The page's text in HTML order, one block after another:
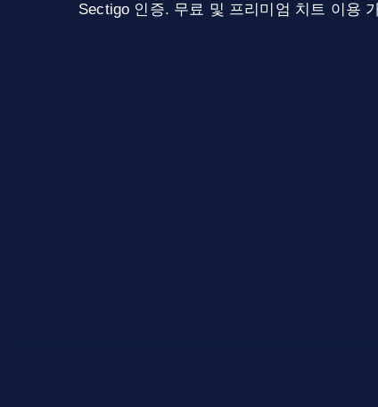
Sectigo 인증. 무료 및 프리미엄 치트 이용